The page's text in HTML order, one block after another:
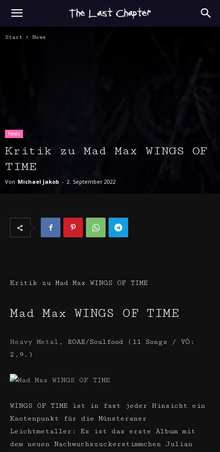
Start News
News
Kritik zu Mad Max WINGS OF
TIME
Von Michael Jakob - 2. September 2022
Kritik zu Mad Max WINGS OF TIME
Mad Max WINGS OF TIME
Heavy Metal , ROAR/Soulfood (11 Songs / VÖ:
2.9.)
WINGS OF TIME ist in fast jeder Hinsicht ein
Knotenpunkt für die Münsteraner
Leichtmetaller: Es ist das erste Album mit
dem neuen Nachwuchszuckerstimmchen Julian